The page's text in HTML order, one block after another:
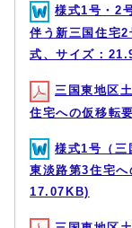
様式1号・2
伴う新三国住宅
式、サイズ：
三国東地区
住宅への仮移転
様式1号（三
東淡路第3住宅
17.07KB)